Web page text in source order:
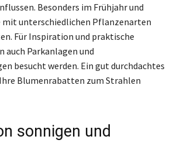
Besonders im Frühjahr und
mit unterschiedlichen Pflanzenarten
Für Inspiration und praktische
auch Parkanlagen und
besucht werden. Ein gut durchdachtes
Blumenrabatten zum Strahlen
sonnigen und